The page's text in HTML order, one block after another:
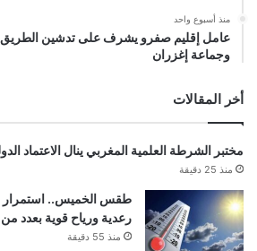
منذ أسبوع واحد
عامل إقليم صفرو يشرف على تدشين الطريق
وجماعة إغزران
أخر المقالات
مختبر الشرطة العلمية المغربي ينال الاعتماد
منذ 25 دقيقة
طقس الخميس.. استمرار
رعدية ورياح قوية بعدد
منذ 55 دقيقة